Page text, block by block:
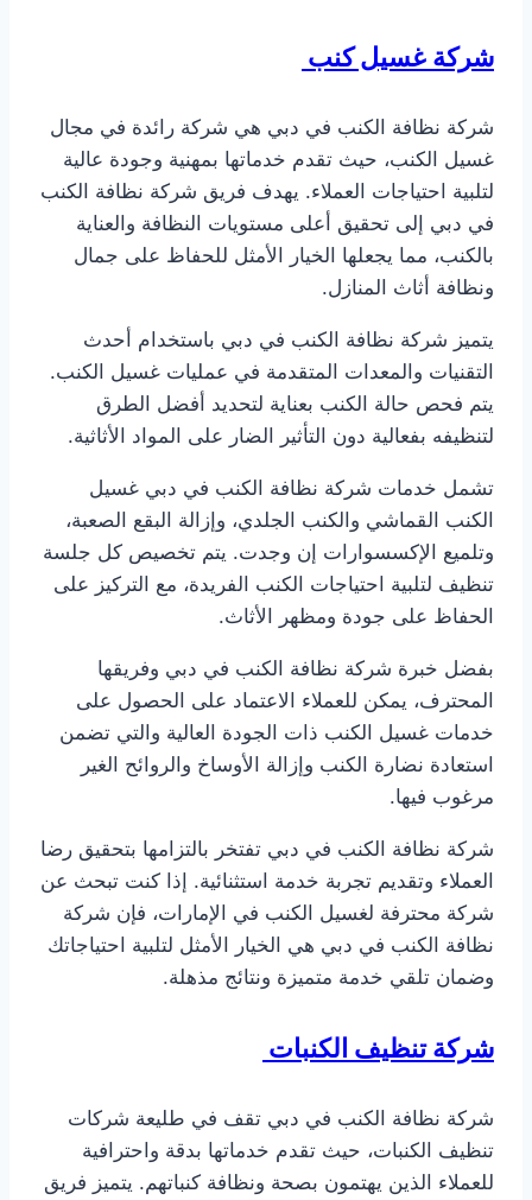
شركة غسيل كنب
شركة نظافة الكنب في دبي هي شركة رائدة في مجال
غسيل الكنب، حيث تقدم خدماتها بمهنية وجودة عالية
لتلبية احتياجات العملاء. يهدف فريق شركة نظافة الكنب
في دبي إلى تحقيق أعلى مستويات النظافة والعناية
بالكنب، مما يجعلها الخيار الأمثل للحفاظ على جمال
ونظافة أثاث المنازل.
يتميز شركة نظافة الكنب في دبي باستخدام أحدث
التقنيات والمعدات المتقدمة في عمليات غسيل الكنب.
يتم فحص حالة الكنب بعناية لتحديد أفضل الطرق
لتنظيفه بفعالية دون التأثير الضار على المواد الأثاثية.
تشمل خدمات شركة نظافة الكنب في دبي غسيل
الكنب القماشي والكنب الجلدي، وإزالة البقع الصعبة،
وتلميع الإكسسوارات إن وجدت. يتم تخصيص كل جلسة
تنظيف لتلبية احتياجات الكنب الفريدة، مع التركيز على
الحفاظ على جودة ومظهر الأثاث.
بفضل خبرة شركة نظافة الكنب في دبي وفريقها
المحترف، يمكن للعملاء الاعتماد على الحصول على
خدمات غسيل الكنب ذات الجودة العالية والتي تضمن
استعادة نضارة الكنب وإزالة الأوساخ والروائح الغير
مرغوب فيها.
شركة نظافة الكنب في دبي تفتخر بالتزامها بتحقيق رضا
العملاء وتقديم تجربة خدمة استثنائية. إذا كنت تبحث عن
شركة محترفة لغسيل الكنب في الإمارات، فإن شركة
نظافة الكنب في دبي هي الخيار الأمثل لتلبية احتياجاتك
وضمان تلقي خدمة متميزة ونتائج مذهلة.
شركة تنظيف الكنبات
شركة نظافة الكنب في دبي تقف في طليعة شركات
تنظيف الكنبات، حيث تقدم خدماتها بدقة واحترافية
للعملاء الذين يهتمون بصحة ونظافة كنباتهم. يتميز فريق